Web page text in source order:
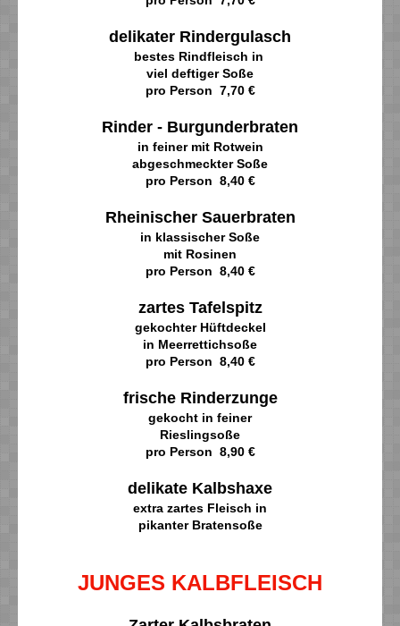
delikater Rindergulasch
bestes Rindfleisch in
viel deftiger Soße
pro Person 7,70 €
Rinder - Burgunderbraten
in feiner mit Rotwein
abgeschmeckter Soße
pro Person 8,40 €
Rheinischer Sauerbraten
in klassischer Soße
mit Rosinen
pro Person 8,40 €
zartes Tafelspitz
gekochter Hüftdeckel
in Meerrettichsoße
pro Person 8,40 €
frische Rinderzunge
gekocht in feiner
Rieslingsoße
pro Person 8,90 €
delikate Kalbshaxe
extra zartes Fleisch in
pikanter Bratensoße
JUNGES KALBFLEISCH